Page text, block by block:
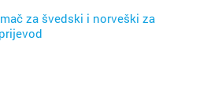
za švedski i norveški za